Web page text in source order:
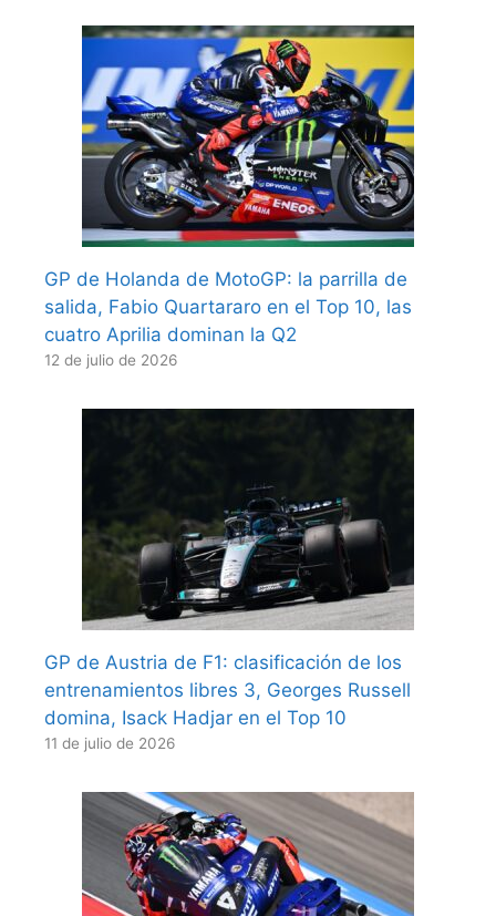
GP de Holanda de MotoGP: la parrilla de
salida, Fabio Quartararo en el Top 10, las
cuatro Aprilia dominan la Q2
12 de julio de 2026
GP de Austria de F1: clasificación de los
entrenamientos libres 3, Georges Russell
domina, Isack Hadjar en el Top 10
11 de julio de 2026